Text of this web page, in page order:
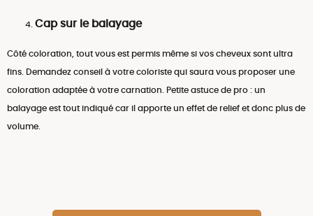
Cap sur le balayage
Côté coloration, tout vous est permis même si vos cheveux sont ultra
fins. Demandez conseil à votre coloriste qui saura vous proposer une
coloration adaptée à votre carnation. Petite astuce de pro : un
balayage est tout indiqué car il apporte un effet de relief et donc plus de
volume.